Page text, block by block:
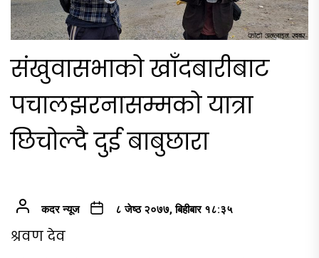
संखुवासभाको खाँदबारीबाट
पचालझरनासम्मको यात्रा
छिचोल्दै दुई बाबुछारा
कदर न्यूज ८ जेष्ठ २०७७, बिहीबार १८:३५
श्रवण देव